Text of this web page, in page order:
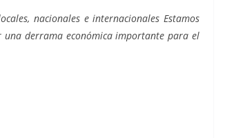
nacionales e internacionales Estamos
una derrama económica importante para el